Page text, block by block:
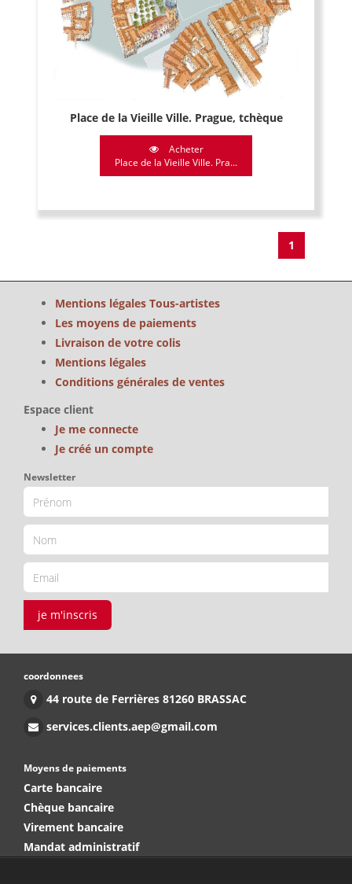
Place de la Vieille Ville. Prague, tchèque
Acheter
Place de la Vieille Ville. Pra...
1
Mentions légales Tous-artistes
Les moyens de paiements
Livraison de votre colis
Mentions légales
Conditions générales de ventes
Espace client
Je me connecte
Je créé un compte
Newsletter
je m'inscris
coordonnees
44 route de Ferrières 81260 BRASSAC
services.clients.aep@gmail.com
Moyens de paiements
Carte bancaire
Chèque bancaire
Virement bancaire
Mandat administratif